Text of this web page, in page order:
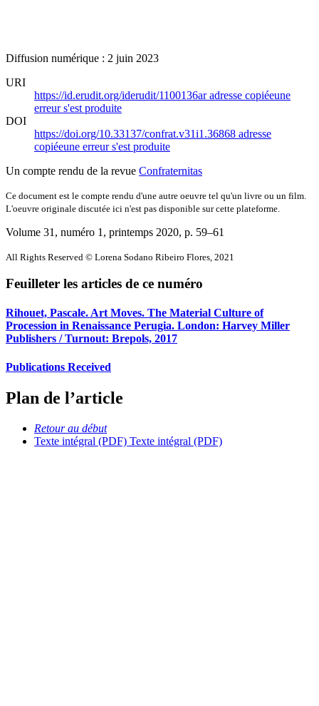
Diffusion numérique : 2 juin 2023
URI
https://id.erudit.org/iderudit/1100136aradresse copiéeune
erreur s'est produite
DOI
https://doi.org/10.33137/confrat.v31i1.36868 adresse
copiéeune erreur s'est produite
Un compte rendu de la revue Confraternitas
Ce document est le compte rendu d'une autre oeuvre tel qu'un livre ou un film.
L'oeuvre originale discutée ici n'est pas disponible sur cette plateforme.
Volume 31, numéro 1, printemps 2020, p. 59–61
All Rights Reserved © Lorena Sodano Ribeiro Flores, 2021
Feuilleter les articles de ce numéro
Rihouet, Pascale. Art Moves. The Material Culture of
Procession in Renaissance Perugia. London: Harvey Miller
Publishers / Turnout: Brepols, 2017
Publications Received
Plan de l’article
Retour au début
Texte intégral (PDF) Texte intégral (PDF)